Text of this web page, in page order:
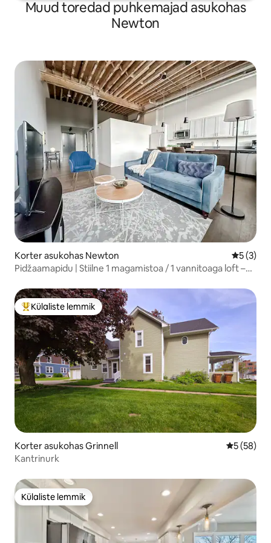
Muud toredad puhkemajad asukohas
Newton
Korter asukohas Newton
5 (3)
Pidžaamapidu | Stiilne 1 magamistoa / 1 vannitoaga loft –
Külaliste suur lemmik
Külaliste lemmik
Korter asukohas Grinnell Keskmine
5 (58)
Kantrinurk
Külaliste lemmik
Külaliste lemmik